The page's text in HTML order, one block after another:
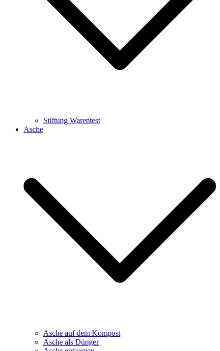
Stiftung Warentest
Asche
Asche auf dem Kompost
Asche als Dünger